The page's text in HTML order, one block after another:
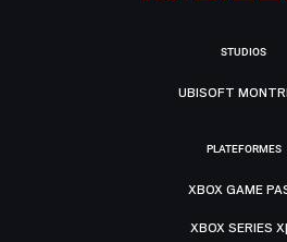
STUDIOS
UBISOFT
PLATEFORMES
XBOX GAME
XBOX SERIES